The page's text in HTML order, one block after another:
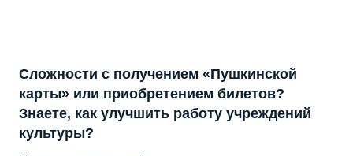
Сложности с получением «Пушкинской
карты» или приобретением билетов?
Знаете, как улучшить работу учреждений
культуры?